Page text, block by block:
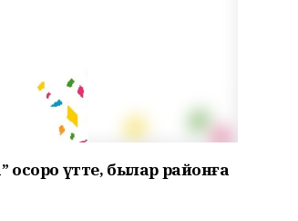
осоро үтте, былар районға